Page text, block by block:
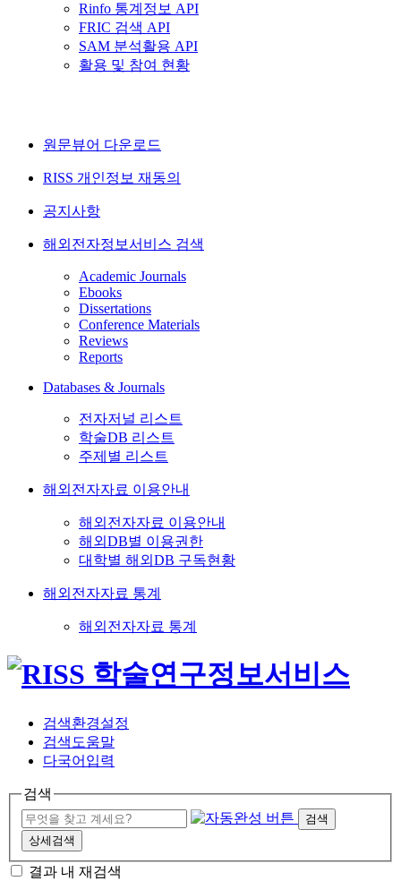
Rinfo 통계정보 API
FRIC 검색 API
SAM 분석활용 API
활용 및 참여 현황
원문뷰어 다운로드
RISS 개인정보 재동의
공지사항
해외전자정보서비스 검색
Academic Journals
Ebooks
Dissertations
Conference Materials
Reviews
Reports
Databases & Journals
전자저널 리스트
학술DB 리스트
주제별 리스트
해외전자자료 이용안내
해외전자자료 이용안내
해외DB별 이용권한
대학별 해외DB 구독현황
해외전자자료 통계
해외전자자료 통계
검색환경설정
검색도움말
다국어입력
검색
검색
상세검색
결과 내 재검색